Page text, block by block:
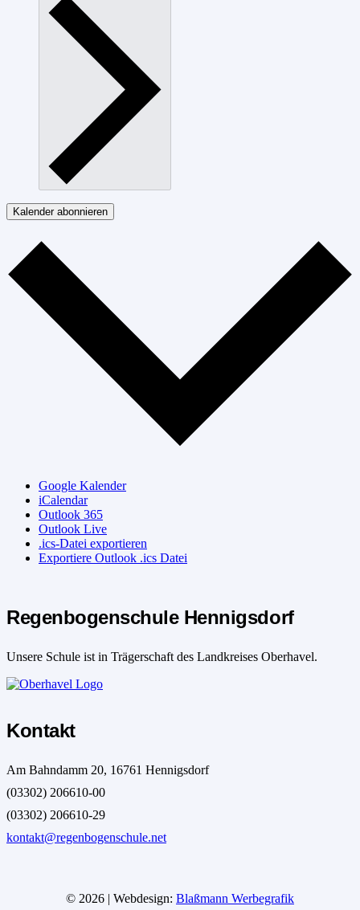
Kalender abonnieren
Google Kalender
iCalendar
Outlook 365
Outlook Live
.ics-Datei exportieren
Exportiere Outlook .ics Datei
Regenbogenschule Hennigsdorf
Unsere Schule ist in Trägerschaft des Landkreises Oberhavel.
Kontakt
Am Bahndamm 20, 16761 Hennigsdorf
(03302) 206610-00
(03302) 206610-29
kontakt@regenbogenschule.net
© 2026 | Webdesign: Blaßmann Werbegrafik